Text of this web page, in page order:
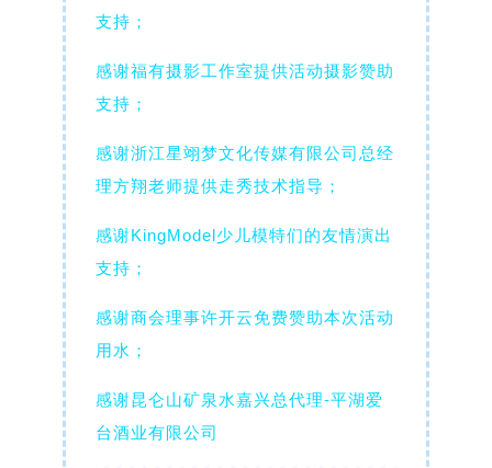
支持；
感谢福有摄影工作室提供活动摄影赞助
支持；
感谢浙江星翊梦文化传媒有限公司总经
理方翔老师提供走秀技术指导；
感谢KingModel少儿模特们的友情演出
支持；
感谢商会理事许开云免费赞助本次活动
用水；
感谢昆仑山矿泉水嘉兴总代理-平湖爱
台酒业有限公司